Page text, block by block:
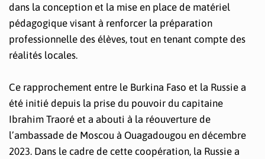
dans la conception et la mise en place de matériel
pédagogique visant à renforcer la préparation
professionnelle des élèves, tout en tenant compte des
réalités locales.
Ce rapprochement entre le Burkina Faso et la Russie a
été initié depuis la prise du pouvoir du capitaine
Ibrahim Traoré et a abouti à la réouverture de
l’ambassade de Moscou à Ouagadougou en décembre
2023. Dans le cadre de cette coopération, la Russie a